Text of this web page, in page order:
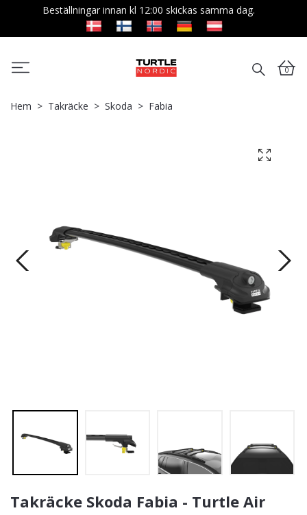
Beställningar innan kl 12:00 skickas samma dag.
0
Hem Takräcke Skoda Fabia
Takräcke Skoda Fabia - Turtle Air